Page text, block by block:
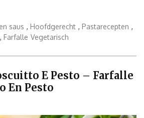
saus , Hoofdgerecht , Pastarecepten ,
Farfalle Vegetarisch
E Pesto – Farfalle
En Pesto